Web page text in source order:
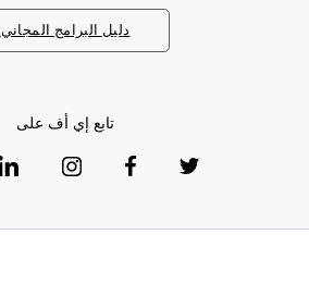
دليل البرامج المجاني
تابع إي أف على